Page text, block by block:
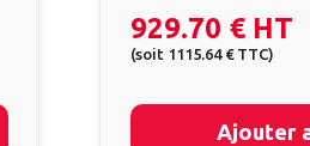
929.70 € HT
(soit 1115.64 € TTC)
Ajouter